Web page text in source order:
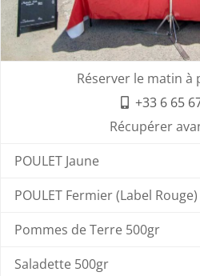
Réserver le matin à
+33 6 65
Récupérer
POULET Jaune
POULET Fermier (Label Rouge)
Pommes de Terre 500gr
Saladette 500gr